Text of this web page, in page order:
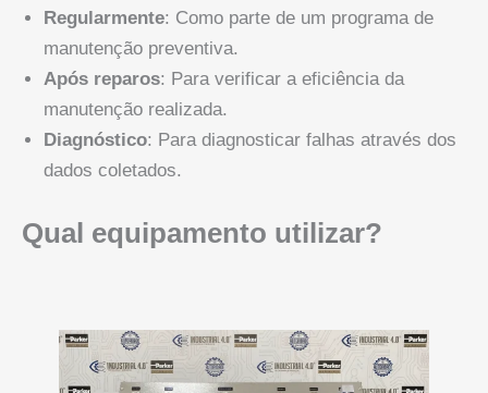
Regularmente: Como parte de um programa de
manutenção preventiva.
Após reparos: Para verificar a eficiência da
manutenção realizada.
Diagnóstico: Para diagnosticar falhas através dos
dados coletados.
Qual equipamento utilizar?